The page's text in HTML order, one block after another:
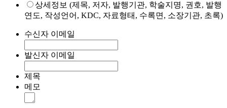
상세정보 (제목, 저자, 발행기관, 학술지명, 권호, 발행
연도, 작성언어, KDC, 자료형태, 수록면, 소장기관, 초록)
수신자 이메일
발신자 이메일
제목
메모